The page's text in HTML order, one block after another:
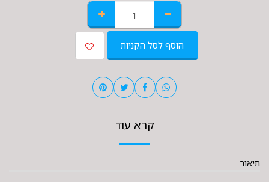
הוסף לסל הקניות
קרא עוד
תיאור